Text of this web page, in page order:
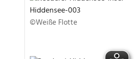
©Weiße Flotte